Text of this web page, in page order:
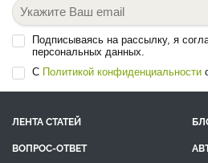
Подписываясь на рассылку, я
персональных данных.
С Политикой конфиденциальности
ЛЕНТА СТАТЕЙ
ВОПРОС-ОТВЕТ